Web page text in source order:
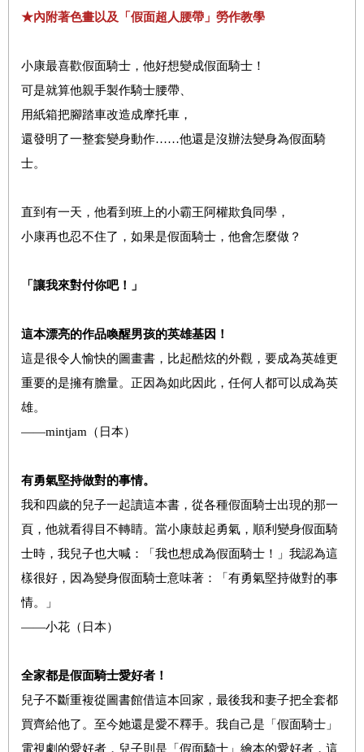
★內附著色畫以及「假面超人腰帶」勞作教學
小康最喜歡假面騎士，他好想變成假面騎士！
可是就算他親手製作騎士腰帶、
用紙箱把腳踏車改造成摩托車，
還發明了一整套變身動作……他還是沒辦法變身為假面騎
士。
直到有一天，他看到班上的小霸王阿權欺負同學，
小康再也忍不住了，如果是假面騎士，他會怎麼做？
「讓我來對付你吧！」
這本漂亮的作品喚醒男孩的英雄基因！
這是很令人愉快的圖畫書，比起酷炫的外觀，要成為英雄更
重要的是擁有膽量。正因為如此因此，任何人都可以成為英
雄。
——mintjam（日本）
有勇氣堅持做對的事情。
我和四歲的兒子一起讀這本書，從各種假面騎士出現的那一
頁，他就看得目不轉睛。當小康鼓起勇氣，順利變身假面騎
士時，我兒子也大喊：「我也想成為假面騎士！」我認為這
樣很好，因為變身假面騎士意味著：「有勇氣堅持做對的事
情。」
——小花（日本）
全家都是假面騎士愛好者！
兒子不斷重複從圖書館借這本回家，最後我和妻子把全套都
買齊給他了。至今她還是愛不釋手。我自己是「假面騎士」
電視劇的愛好者，兒子則是「假面騎士」繪本的愛好者，這